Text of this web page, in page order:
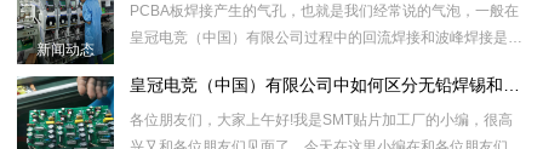
新闻动态
PCBA板焊接产生的气孔，也就是我们经常说的气泡，一般在
皇冠电竞（中国）有限公司过程中的回流焊接和波峰焊接是会
各位朋友们，大家上午好!我是SMT贴片加工厂的小编，很高